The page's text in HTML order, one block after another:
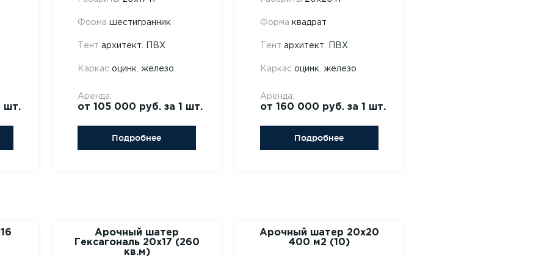
шт.
Форма шестигранник
Тент архитект. ПВХ
Каркасоцинк. железо
Аренда:
от 105 000 руб. за 1 шт.
Подробнее
Форма квадрат
Тент архитект. ПВХ
Каркасоцинк. железо
Аренда:
от 160 000 руб. за 1 шт.
Подробнее
Арочный шатер
Гексагональ 20x17 (260
кв.м)
Арочный шатер 20х20
400 м2 (10)